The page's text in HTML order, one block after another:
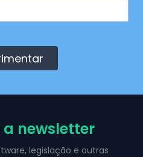
newsletter
legislação e outras